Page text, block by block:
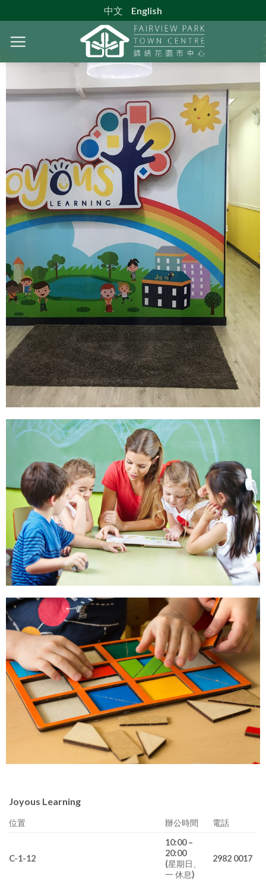
to
content
中文 English
Joyous Learning
位置 辦公時間 電話
C-1-12
10:00 –
20:00
(星期日、
一 休息)
2982 0017